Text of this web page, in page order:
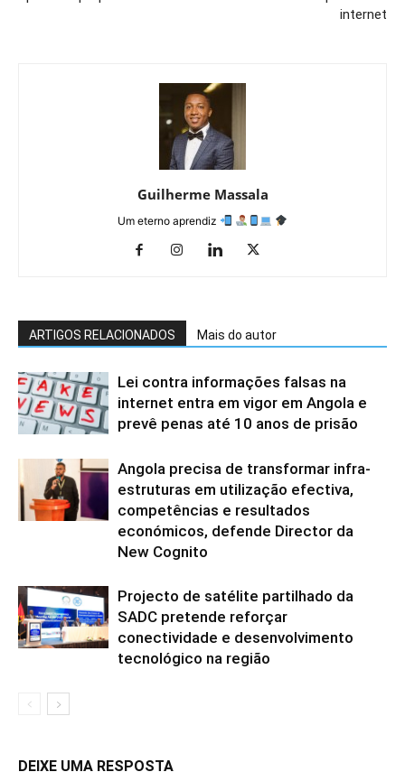
internet
Guilherme Massala
Um eterno aprendiz
ARTIGOS RELACIONADOS Mais do autor
Lei contra informações falsas na
internet entra em vigor em Angola e
prevê penas até 10 anos de prisão
Angola precisa de transformar infra-
estruturas em utilização efectiva,
competências e resultados
económicos, defende Director da
New Cognito
Projecto de satélite partilhado da
SADC pretende reforçar
conectividade e desenvolvimento
tecnológico na região
DEIXE UMA RESPOSTA